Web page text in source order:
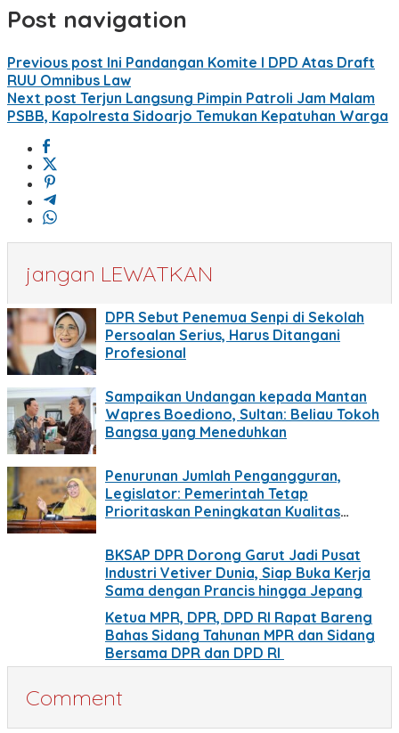
Post navigation
Previous post Ini Pandangan Komite I DPD Atas Draft
RUU Omnibus Law
Next post Terjun Langsung Pimpin Patroli Jam Malam
PSBB, Kapolresta Sidoarjo Temukan Kepatuhan Warga
jangan LEWATKAN
DPR Sebut Penemua Senpi di Sekolah
Persoalan Serius, Harus Ditangani
Profesional
Sampaikan Undangan kepada Mantan
Wapres Boediono, Sultan: Beliau Tokoh
Bangsa yang Meneduhkan
Penurunan Jumlah Pengangguran,
Legislator: Pemerintah Tetap
Prioritaskan Peningkatan Kualitas
BKSAP DPR Dorong Garut Jadi Pusat
Industri Vetiver Dunia, Siap Buka Kerja
Sama dengan Prancis hingga Jepang
Ketua MPR, DPR, DPD RI Rapat Bareng
Bahas Sidang Tahunan MPR dan Sidang
Bersama DPR dan DPD RI
Comment